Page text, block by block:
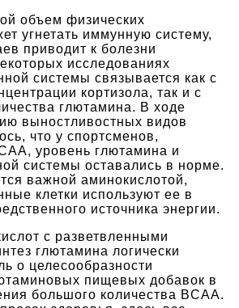
объем физических
угнетать иммунную систему,
приводит к болезни
исследованиях
системы связывается как с
кортизола, так и с
глютамина. В ходе
выностливостных видов
что у спортсменов,
уровень глютамина и
системы оставались в норме.
важной аминокислотой,
клетки используют ее в
источника энергии.
с разветвленными
глютамина логически
о целесообразности
пищевых добавок в
большого количества BCAA.